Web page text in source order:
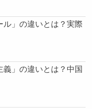
ル」の違いとは？実際
義」の違いとは？中国